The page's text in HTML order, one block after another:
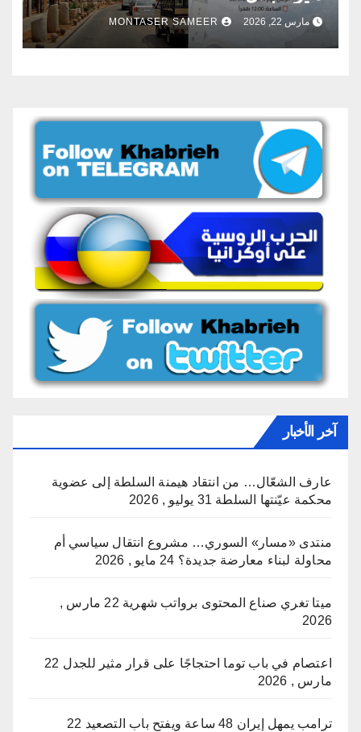
مارس 22, 2026 MONTASER SAMEER
آخر الأخبار
عارف الشعّال… من انتقاد هيمنة السلطة إلى عضوية
محكمة عيّنتها السلطة 31 يوليو , 2026
منتدى «مسار» السوري… مشروع انتقال سياسي أم
محاولة لبناء معارضة جديدة؟ 24 مايو , 2026
ميتا تغري صناع المحتوى برواتب شهرية
22 مارس ,
2026
اعتصام في باب توما احتجاجًا على قرار مثير للجدل 22
مارس , 2026
ترامب يمهل إيران 48 ساعة ويفتح باب التصعيد
22